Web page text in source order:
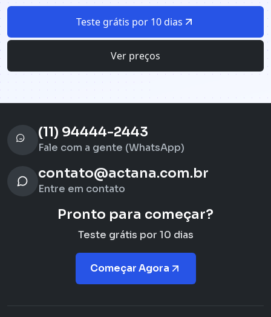
Teste grátis por 10 dias
Ver preços
(11) 94444-2443
Fale com a gente (WhatsApp)
contato@actana.com.br
Entre em contato
Pronto para começar?
Teste grátis por 10 dias
Começar Agora